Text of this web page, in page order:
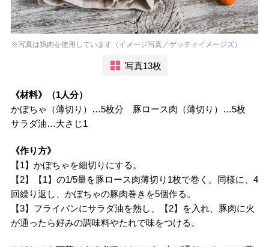
※写真は鶏肉を使用しています（イメージ写真／ゲッティイメージズ）
写真13枚
《材料》（1人分）
かぼちゃ（薄切り）…5枚分 豚ロース肉（薄切り）…5枚
サラダ油…大さじ1
《作り方》
【1】かぼちゃを細切りにする。
【2】【1】の1/5量を豚ロース肉薄切り1枚で巻く。同様に、4
回繰り返し、かぼちゃの豚肉巻きを5個作る。
【3】フライパンにサラダ油を熱し、【2】を入れ、豚肉に火
が通ったら好みの調味料やたれで味をつける。